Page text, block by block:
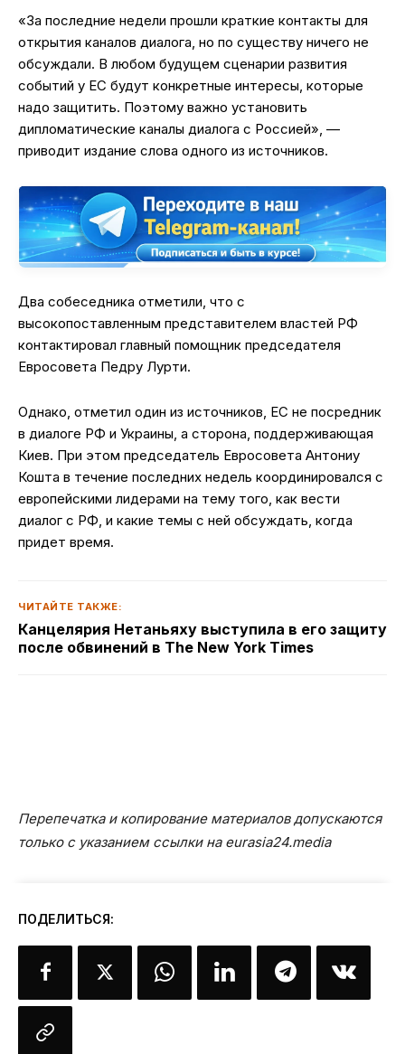
«За последние недели прошли краткие контакты для
открытия каналов диалога, но по существу ничего не
обсуждали. В любом будущем сценарии развития
событий у ЕС будут конкретные интересы, которые
надо защитить. Поэтому важно установить
дипломатические каналы диалога с Россией», —
приводит издание слова одного из источников.
Два собеседника отметили, что с
высокопоставленным представителем властей РФ
контактировал главный помощник председателя
Евросовета Педру Лурти.
Однако, отметил один из источников, ЕС не посредник
в диалоге РФ и Украины, а сторона, поддерживающая
Киев. При этом председатель Евросовета Антониу
Кошта в течение последних недель координировался с
европейскими лидерами на тему того, как вести
диалог с РФ, и какие темы с ней обсуждать, когда
придет время.
ЧИТАЙТЕ ТАКЖЕ:
Канцелярия Нетаньяху выступила в его защиту
после обвинений в The New York Times
Перепечатка и копирование материалов допускаются
только с указанием ссылки на eurasia24.media
ПОДЕЛИТЬСЯ: